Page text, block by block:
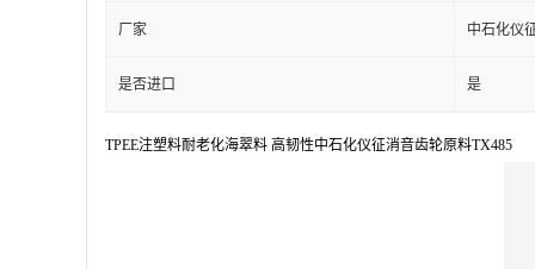
厂家 中石化仪
是否进口 是
TPEE注塑料耐老化海翠料 高韧性中石化仪征消音齿轮原料TX485